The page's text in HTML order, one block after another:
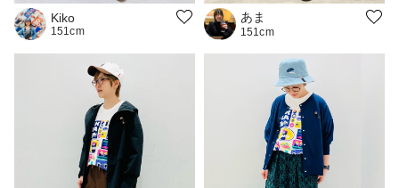
Kiko
151cm
あま
151cm